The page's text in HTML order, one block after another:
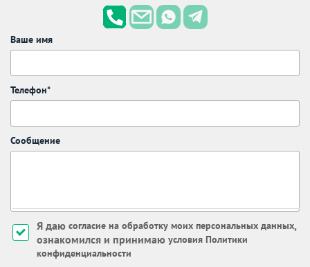
Ваше имя
Телефон*
Сообщение
Я даю согласие на обработку моих персональных данных,
ознакомился и принимаю условия Политики
конфиденциальности